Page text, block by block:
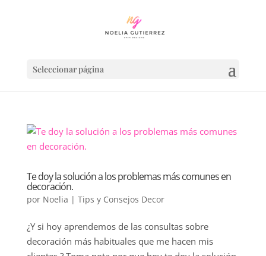
Seleccionar página
Te doy la solución a los problemas más comunes en
decoración.
por Noelia | Tips y Consejos Decor
¿Y si hoy aprendemos de las consultas sobre
decoración más habituales que me hacen mis